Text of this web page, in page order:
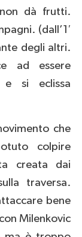
dà frutti.
(dall’1′
degli altri.
ad essere
si eclissa
che
colpire
creata dai
traversa.
bene
Milenkovic